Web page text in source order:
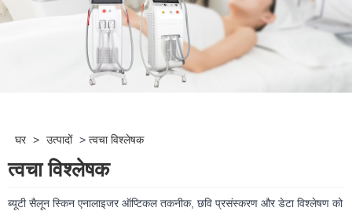
घर > उत्पादों > त्वचा विश्लेषक
त्वचा विश्लेषक
ब्यूटी सैलून स्किन एनालाइजर ऑप्टिकल तकनीक, छवि प्रसंस्करण और डेटा विश्लेषण को